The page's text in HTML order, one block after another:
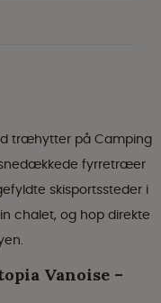
træhytter på Camping
snedækkede fyrretræer
skisportssteder i
chalet, og hop direkte
Vanoise –